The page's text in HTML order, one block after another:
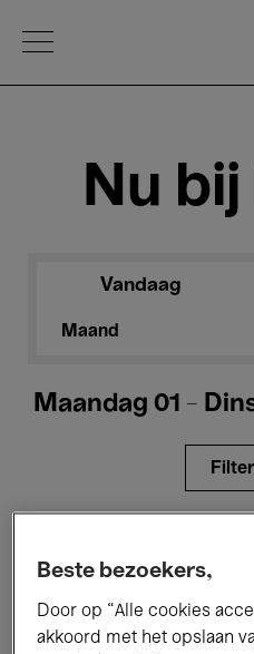
Open Menu
Nu
Vandaag
Maand
Maandag 01 -
Performances
Beste bezoekers,
Door op “Alle cookies
akkoord met het opslaan